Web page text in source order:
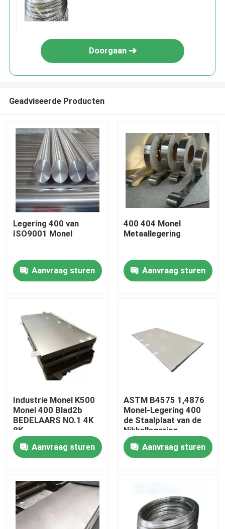
Huis
Producten
Fabrieksreis
Kwaliteitscontrole
Contacteer ons
Inconel 600 Materiaal
Inconel 625 Materiaal
Incoloy 800-materiaal
Inconel 718 Materiaal
Doorgaan
Geadviseerde Producten
Legering 400 van
ISO9001 Monel
Aanvraag sturen
400 404 Monel
Metaallegering
Aanvraag sturen
Industrie Monel K500
Monel 400 Blad2b
BEDELAARS NO.1 4K
8K
Aanvraag sturen
ASTM B4575 1,4876
Monel-Legering 400
de Staalplaat van de
Nikkellegering
Aanvraag sturen